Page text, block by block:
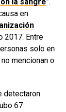
en
2017. Entre
solo en
mencionan o
detectaron
67